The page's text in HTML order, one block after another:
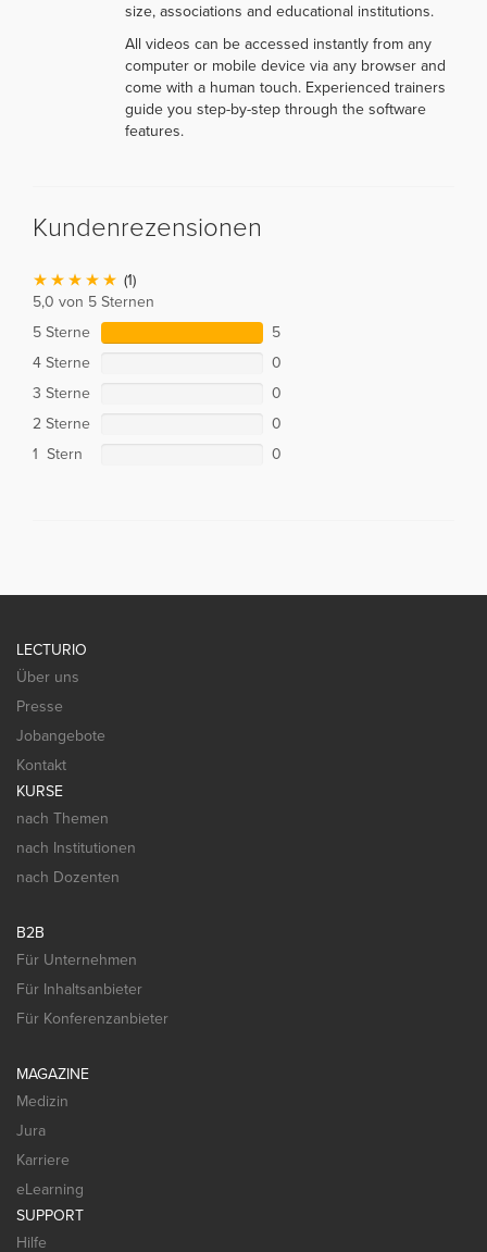
size, associations and educational institutions.
All videos can be accessed instantly from any
computer or mobile device via any browser and
come with a human touch. Experienced trainers
guide you step-by-step through the software
features.
Kundenrezensionen
(1)
5,0 von 5 Sternen
5 Sterne
5
4 Sterne
0
3 Sterne
0
2 Sterne
0
1 Stern
0
LECTURIO
Über uns
Presse
Jobangebote
Kontakt
KURSE
nach Themen
nach Institutionen
nach Dozenten
B2B
Für Unternehmen
Für Inhaltsanbieter
Für Konferenzanbieter
MAGAZINE
Medizin
Jura
Karriere
eLearning
SUPPORT
Hilfe